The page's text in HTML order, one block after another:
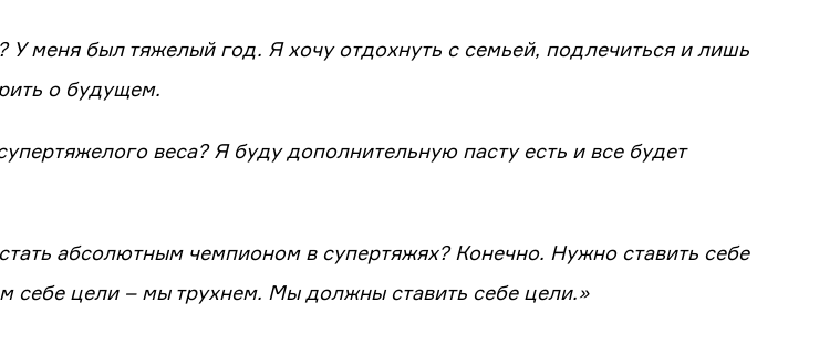
меня был тяжелый год. Я хочу отдохнуть с семьей, подлечиться и лишь
о будущем.
веса? Я буду дополнительную пасту есть и все будет
абсолютным чемпионом в супертяжях? Конечно. Нужно ставить себе
себе цели – мы трухнем. Мы должны ставить себе цели.»